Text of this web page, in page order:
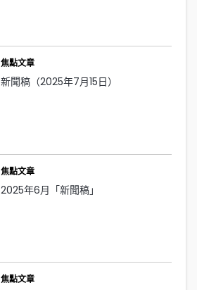
焦點文章
新聞稿（2025年7月15日）
焦點文章
2025年6月「新聞稿」
焦點文章